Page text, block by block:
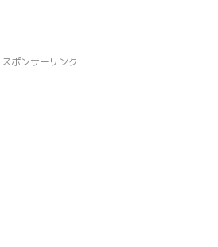
スポンサーリンク